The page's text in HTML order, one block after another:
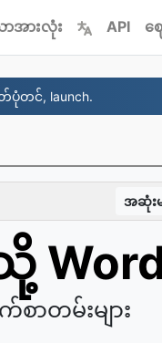
အားလုံး API ဈ
တင်, launch.
အဆုံးမ
စာတမ်းများ